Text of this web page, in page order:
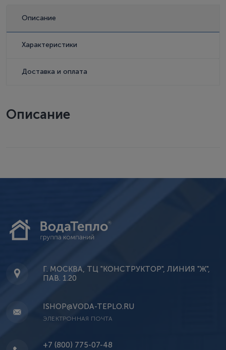
Описание
Характеристики
Доставка и оплата
Описание
Г. МОСКВА, ТЦ "КОНСТРУКТОР", ЛИНИЯ "Ж",
ПАВ. 1.20
ISHOP@VODA-TEPLO.RU
ЭЛЕКТРОННАЯ ПОЧТА
+7 (800) 775-07-48